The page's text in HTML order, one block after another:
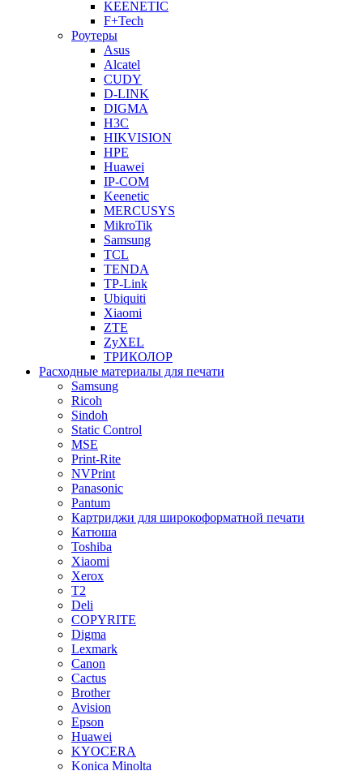
KEENETIC
F+Tech
Роутеры
Asus
Alcatel
CUDY
D-LINK
DIGMA
H3C
HIKVISION
HPE
Huawei
IP-COM
Keenetic
MERCUSYS
MikroTik
Samsung
TCL
TENDA
TP-Link
Ubiquiti
Xiaomi
ZTE
ZyXEL
ТРИКОЛОР
Расходные материалы для печати
Samsung
Ricoh
Sindoh
Static Control
MSE
Print-Rite
NVPrint
Panasonic
Pantum
Картриджи для широкоформатной печати
Катюша
Toshiba
Xiaomi
Xerox
T2
Deli
COPYRITE
Digma
Lexmark
Canon
Cactus
Brother
Avision
Epson
Huawei
KYOCERA
Konica Minolta